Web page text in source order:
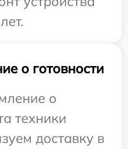
о готовности
о
техники
доставку в